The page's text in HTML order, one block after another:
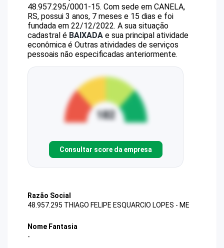
48.957.295/0001-15. Com sede em CANELA,
RS, possui 3 anos, 7 meses e 15 dias e foi
fundada em 22/12/2022. A sua situação
cadastral é BAIXADA e sua principal atividade
econômica é Outras atividades de serviços
pessoais não especificadas anteriormente.
Consultar score da empresa
Razão Social
48.957.295 THIAGO FELIPE ESQUARCIO LOPES - ME
Nome Fantasia
-